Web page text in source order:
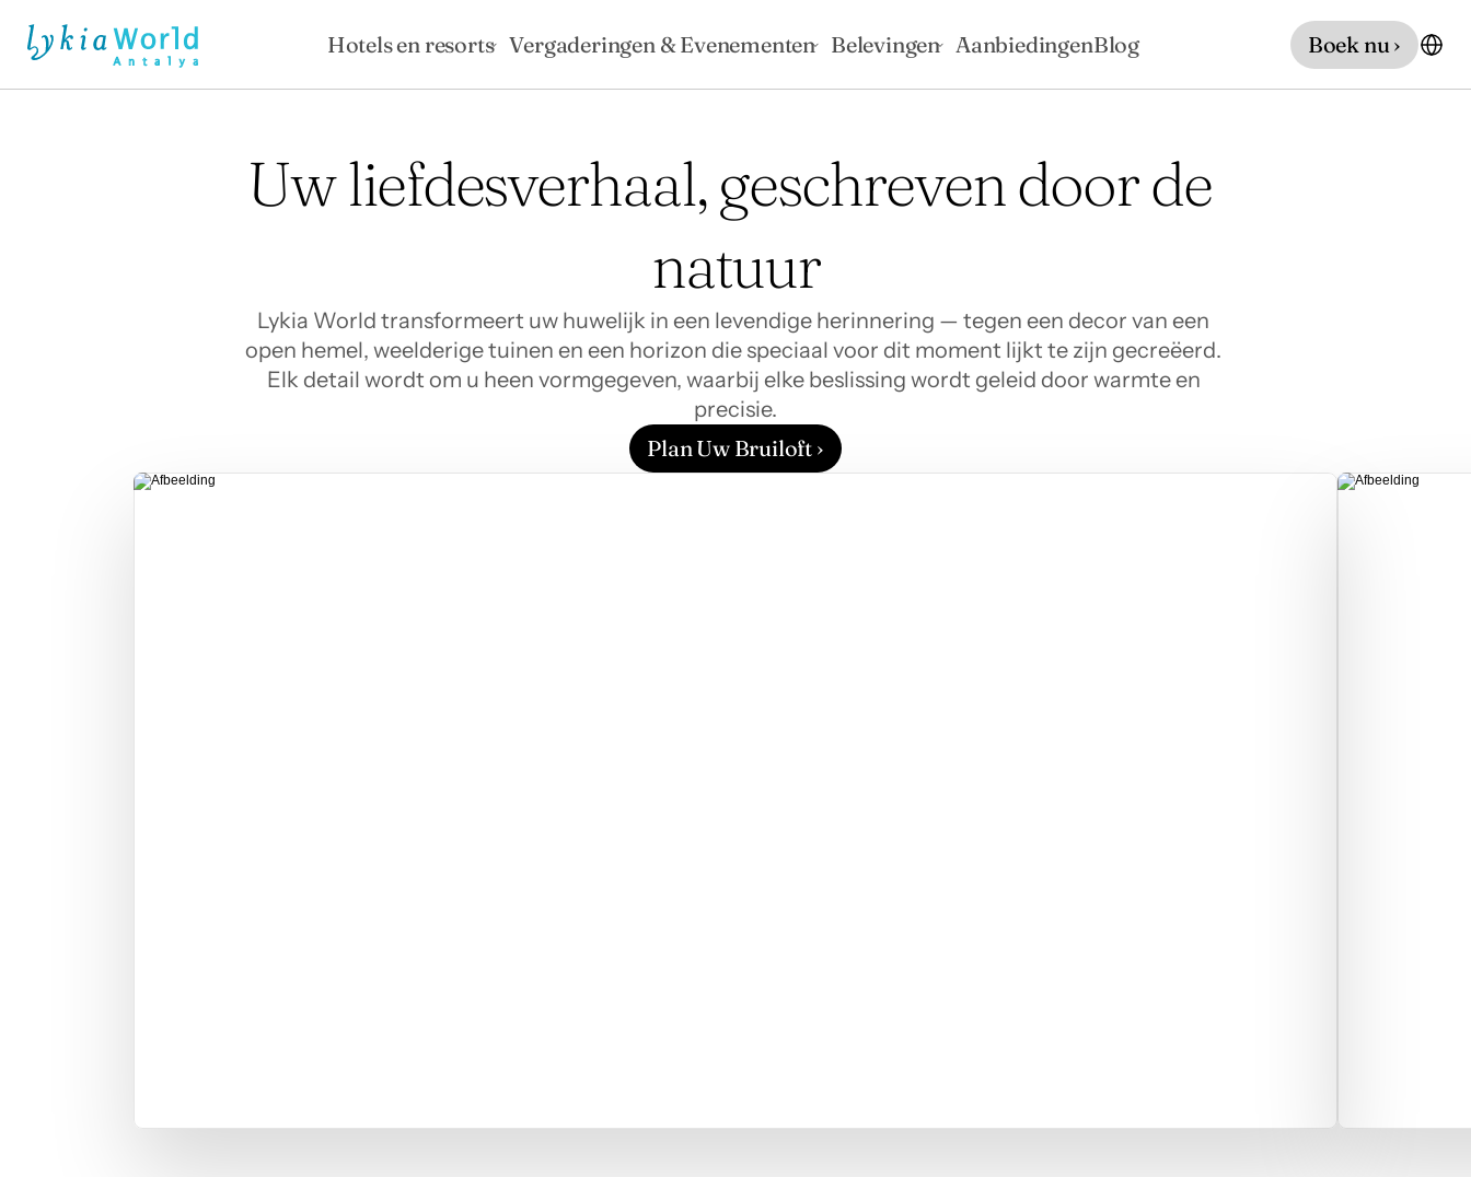
Uw liefdesverhaal, geschreven door de
natuur
Lykia World transformeert uw huwelijk in een levendige herinnering — tegen een decor van een
open hemel, weelderige tuinen en een horizon die speciaal voor dit moment lijkt te zijn gecreëerd.
Elk detail wordt om u heen vormgegeven, waarbij elke beslissing wordt geleid door warmte en
precisie.
Plan Uw Bruiloft ›
Hotels en resorts Vergaderingen & Evenementen Belevingen AanbiedingenBlog Boek nu ›